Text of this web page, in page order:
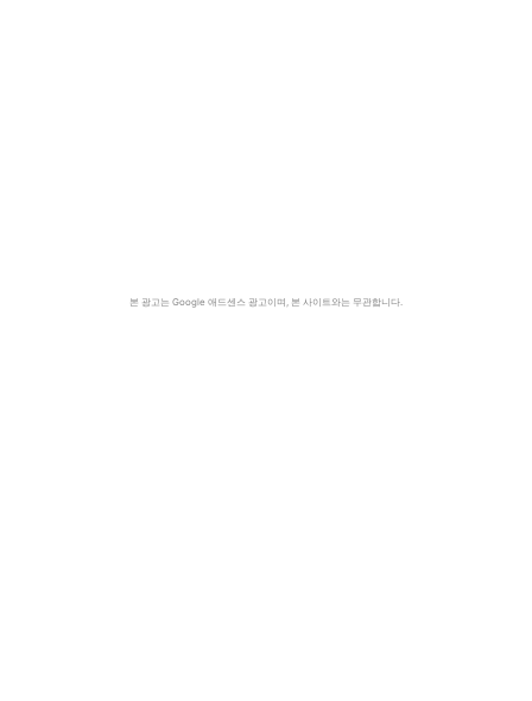
본 광고는 Google 애드센스 광고이며, 본 사이트와는 무관합니다.